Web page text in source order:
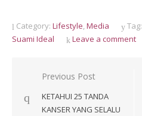
Category: Lifestyle,Media Tag:
Suami Ideal
Leave a comment
Post
navigation
Previous Post
KETAHUI 25 TANDA
KANSER YANG SELALU